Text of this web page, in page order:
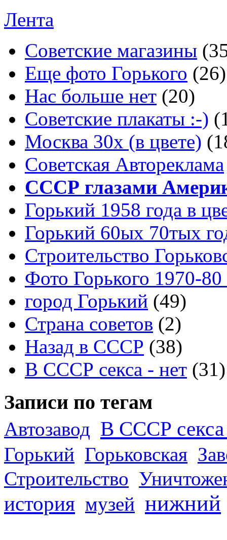
Лента
Советские магазины
Еще фото Горького (26)
Нас больше нет (20)
Советские плакаты :-)
Москва 30x (в цвете)
Советская Автореклама
СССР глазами
Горький 1958 года в
Горький 60ых 70тых
Строительство
Фото Горького 1970-80
город Горький (49)
Страна советов (2)
Назад в СССР (38)
В СССР секса - нет (31)
Записи по тегам
Автозавод В СССР секса
Горький Горьковская
Строительство
история музей нижний